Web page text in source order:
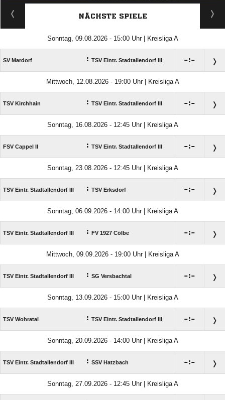
ANZEIGE
NÄCHSTE SPIELE
Sonntag, 09.08.2026 - 15:00 Uhr | Kreisliga A
SV Mardorf : TSV Eintr. Stadtallendorf III :
Mittwoch, 12.08.2026 - 19:00 Uhr | Kreisliga A
TSV Kirchhain : TSV Eintr. Stadtallendorf III :
Sonntag, 16.08.2026 - 12:45 Uhr | Kreisliga A
FSV Cappel II : TSV Eintr. Stadtallendorf III :
Sonntag, 23.08.2026 - 12:45 Uhr | Kreisliga A
TSV Eintr. Stadtallendorf III : TSV Erksdorf :
Sonntag, 06.09.2026 - 14:00 Uhr | Kreisliga A
TSV Eintr. Stadtallendorf III : FV 1927 Cölbe :
Mittwoch, 09.09.2026 - 19:00 Uhr | Kreisliga A
TSV Eintr. Stadtallendorf III : SG Versbachtal :
Sonntag, 13.09.2026 - 15:00 Uhr | Kreisliga A
TSV Wohratal : TSV Eintr. Stadtallendorf III :
Sonntag, 20.09.2026 - 14:00 Uhr | Kreisliga A
TSV Eintr. Stadtallendorf III : SSV Hatzbach :
Sonntag, 27.09.2026 - 12:45 Uhr | Kreisliga A